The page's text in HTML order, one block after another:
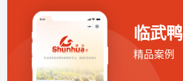
临武鸭
精品案例